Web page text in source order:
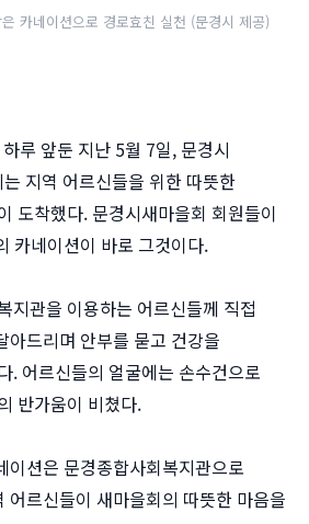
카네이션으로 경로효친 실천 (문경시 제공)
루 앞둔 지난 5월 7일, 문경시
지역 어르신들을 위한 따뜻한
도착했다. 문경시새마을회 회원들이
카네이션이 바로 그것이다.
지관을 이용하는 어르신들께 직접
아드리며 안부를 묻고 건강을
. 어르신들의 얼굴에는 손수건으로
반가움이 비쳤다.
이션은 문경종합사회복지관으로
어르신들이 새마을회의 따뜻한 마음을